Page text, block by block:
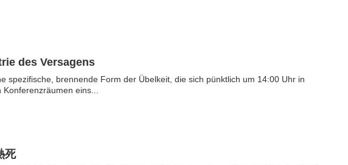
des Versagens
spezifische, brennende Form der Übelkeit, die sich pünktlich um 14:00 Uhr in
Konferenzräumen eins...
死